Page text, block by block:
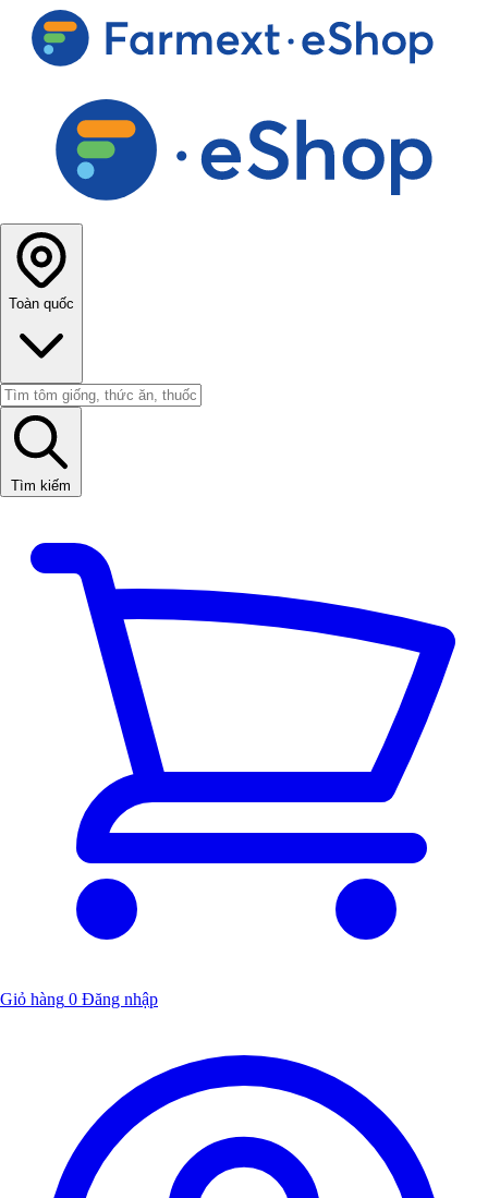
Toàn quốc
Tìm kiếm
Giỏ hàng 0 Đăng nhập